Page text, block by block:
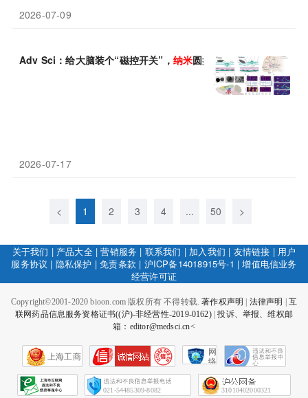
2026-07-09
Adv Sci：给大脑装个“磁控开关”， 纳米圆盘远程遥控帕金森小鼠
2026-07-17
< 1 2 3 4 ... 50 >
关于我们 | 产品大全|营销服务 | 联系我们 | 加入我们 | 友情链接 | 用户
服务协议 | 隐私保护 |免责条款 | 沪ICP备14018915号-1 |增值电信业务
经营许可证
Copyright©2001-2020 bioon.com 版权所有 不得转载.著作权声明 法律声明
互
联网药品信息服务资格证书((沪)-非经营性-2019-0162)|投诉、举报、维权邮
箱：editor@medsci.cn<
上海工商
网
络
会
征
021-54485309-8082 31010402000321